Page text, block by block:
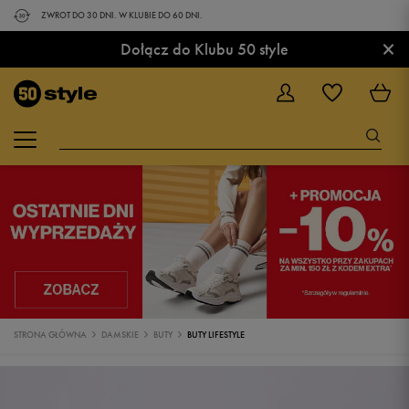
ZWROT DO 30 DNI. W KLUBIE DO 60 DNI.
Dołącz do Klubu 50 style ×
STRONA GŁÓWNA DAMSKIE BUTY BUTY LIFESTYLE